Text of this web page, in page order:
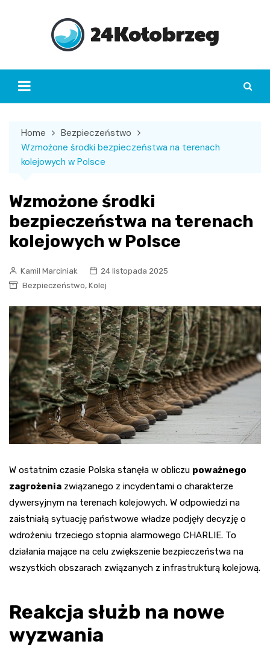
Home
Bezpieczeństwo
Wzmożone środki bezpieczeństwa na terenach
kolejowych w Polsce
Wzmożone środki
bezpieczeństwa na terenach
kolejowych w Polsce
Kamil Marciniak
24 listopada 2025
Bezpieczeństwo, Kolej
W ostatnim czasie Polska stanęła w obliczu poważnego
zagrożenia związanego z incydentami o charakterze
dywersyjnym na terenach kolejowych. W odpowiedzi na
zaistniałą sytuację państwowe władze podjęły decyzję o
wdrożeniu trzeciego stopnia alarmowego CHARLIE. To
działania mające na celu zwiększenie bezpieczeństwa na
wszystkich obszarach związanych z infrastrukturą kolejową.
Reakcja służb na nowe
wyzwania